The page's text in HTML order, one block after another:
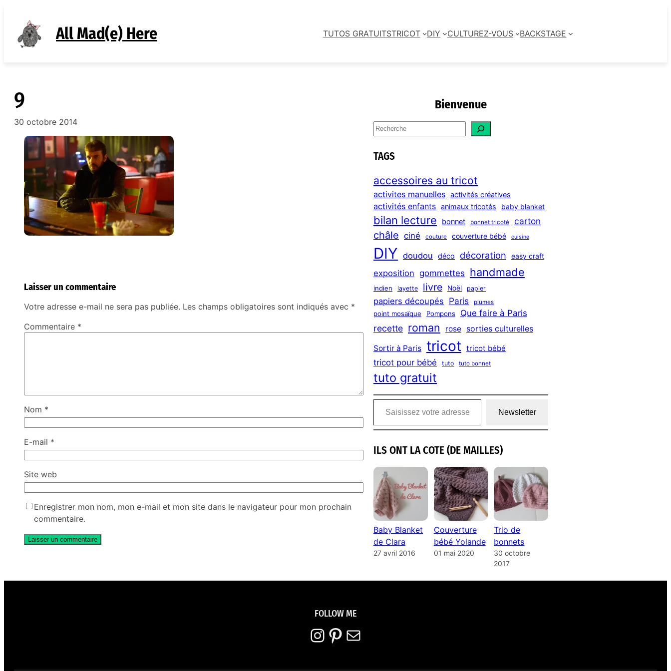
contenu
All Mad(e) Here TUTOS GRATUITSTRICOT DIY CULTUREZ-VOUS BACKSTAGE
9
30 octobre 2014
Laisser un commentaire
Votre adresse e-mail ne sera pas publiée. Les champs obligatoires sont indiqués avec *
Commentaire *
Nom *
E-mail *
Site web
Enregistrer mon nom, mon e-mail et mon site dans le navigateur pour mon prochain
commentaire.
Bienvenue
S
e
a
r
h
TAGS
accessoires au tricot
activites manuelles activités créatives
activités enfants animaux tricotés baby blanket
bilan lecture bonnet bonnet tricoté carton
châle ciné couture couverture bébé cuisine
DIY doudou déco décoration easy craft
exposition gommettes handmade
indien layette livre Noël papier
papiers découpés Paris plumes
point mosaïque Pompons Que faire à Paris
recette roman rose sorties culturelles
Sortir à Paris tricot tricot bébé
tricot pour bébé tuto tuto bonnet
tuto gratuit
Saisissez votre adresse e-mail…
Newsletter
ILS ONT LA COTE (DE MAILLES)
Baby Blanket
de Clara
27 avril 2016
Couverture
bébé Yolande
01 mai 2020
Trio de
bonnets
30 octobre
2017
FOLLOW ME
Instagram Pinterest E-mail